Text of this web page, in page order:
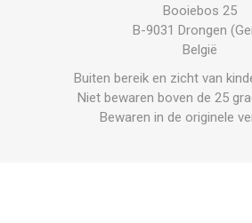
Booiebos 25
B-9031 Drongen
België
Buiten bereik en zicht van
Niet bewaren boven de 25
Bewaren in de originele